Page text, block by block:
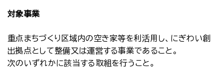
対象事業
重点まちづくり区域内の空き家等を利活用し、にぎわい創
出拠点として整備又は運営する事業であること。
次のいずれかに該当する取組を行うこと。